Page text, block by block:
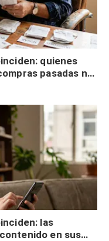
quienes
pasadas no
necesidad de
las
en sus